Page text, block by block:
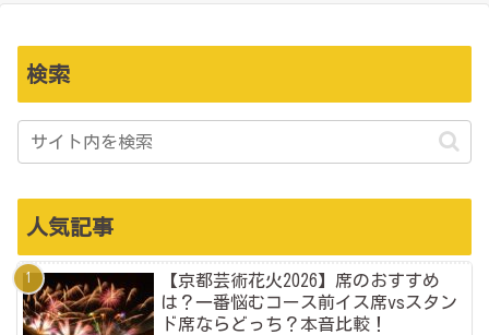
検索
人気記事
【京都芸術花火2026】席のおすすめ
は？一番悩むコース前イス席vsスタン
ド席ならどっち？本音比較！